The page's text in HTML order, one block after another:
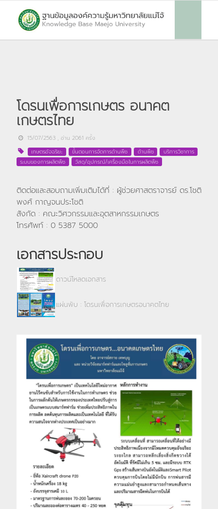
โดรนเพื่อการเกษตร อนาคต
เกษตรไทย
15/07/2563, อ่าน 2061 ครั้ง
เกษตรอัจฉริยะ
ขั้นตอนการจัดการด้านพืช ด้านพืช
บริการวิชาการ
ระบบของการผลิตพืช
วัสดุ/อุปกรณ์/เครื่องมือในการผลิตพืช
ติดต่อและสอบถามเพิ่มเติมได้ที่ : ผู้ช่วยศาสตราจารย์ ดร.โชติ
พงศ์ กาญจนประโชติ
สังกัด : คณะวิศวกรรมและอุตสาหกรรมเกษตร
โทรศัพท์ : 0 5387 5000
เอกสารประกอบ
ดาวน์โหลดเอกสาร
แผ่นพับ : โดรนเพื่อการเกษตรอนาคตไทย